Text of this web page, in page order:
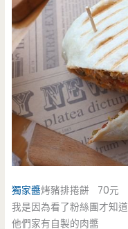
獨家醬烤豬排捲餅 70元
我是因為看了粉絲團才知道
他們家有自製的肉醬